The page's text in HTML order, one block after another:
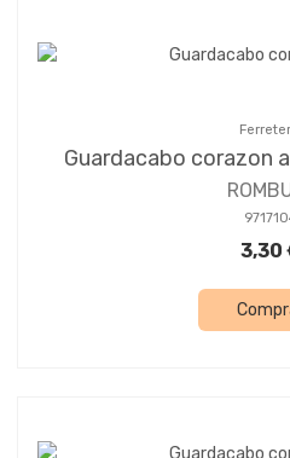
Guardacabo corazon
3,30